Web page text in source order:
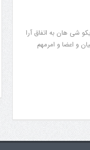
96؛ برنامه ریزی دعوت از سایکو شی هان به اتفاق آرا
و اعضا و امرمهم
سن سی گوگن یاماگوچی